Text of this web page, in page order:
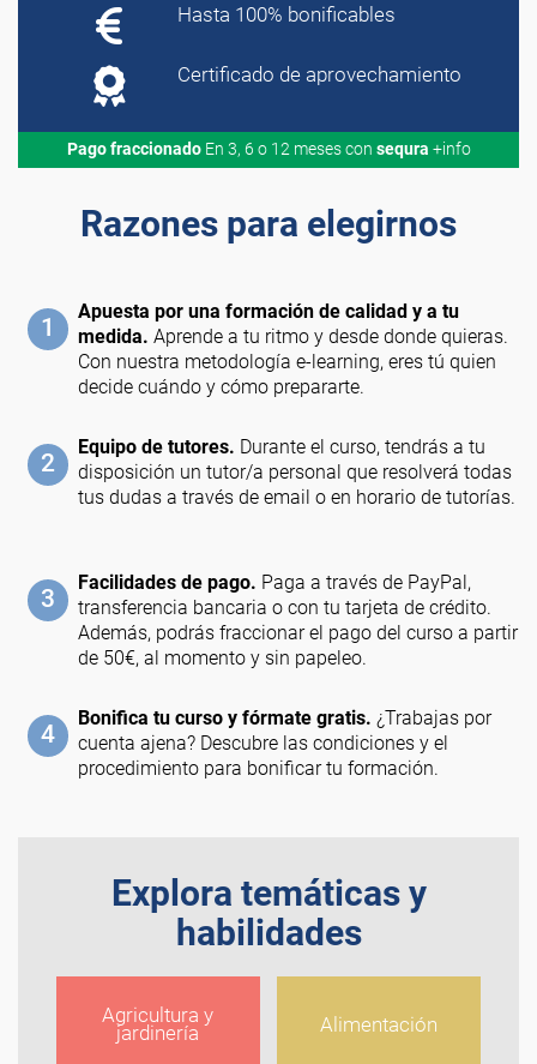
Hasta 100% bonificables
Certificado de aprovechamiento
Pago fraccionadoEn 3, 6 o 12 meses con sequra +info
Razones para elegirnos
1
Apuesta por una formación de calidad y a tu
medida. Aprende a tu ritmo y desde donde quieras.
Con nuestra metodología e-learning, eres tú quien
decide cuándo y cómo prepararte.
2
Equipo de tutores. Durante el curso, tendrás a tu
disposición un tutor/a personal que resolverá todas
tus dudas a través de email o en horario de tutorías.
3
Facilidades de pago. Paga a través de PayPal,
transferencia bancaria o con tu tarjeta de crédito.
Además, podrás fraccionar el pago del curso a partir
de 50€, al momento y sin papeleo.
4
Bonifica tu curso y fórmate gratis. ¿Trabajas por
cuenta ajena? Descubre las condiciones y el
procedimiento para bonificar tu formación.
Explora temáticas y
habilidades
Agricultura y
jardinería Alimentación